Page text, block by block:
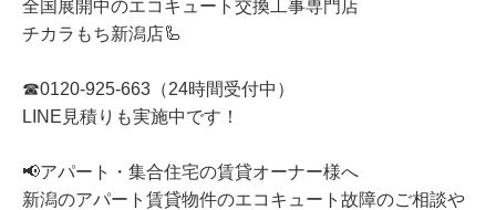
全国展開中のエコキュート交換工事専門店
チカラもち新潟店🦾
☎0120-925-663（24時間受付中）
LINE見積りも実施中です！
📢アパート・集合住宅の賃貸オーナー様へ
新潟のアパート賃貸物件のエコキュート故障のご相談や